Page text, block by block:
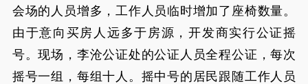
会场的人员增多，工作人员临时增加了座椅数量。
由于意向买房人远多于房源，开发商实行公证摇
号。现场，李沧公证处的公证人员全程公证，每次
摇号一组，每组十人。摇中号的居民跟随工作人员